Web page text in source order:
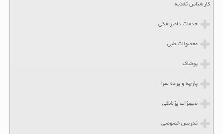
کارشناس تغذیه
خدمات دامپزشکی
محصولات طبی
پوشاک
پارچه و پرده سرا
تجهیزات پزشکی
تدریس خصوصی